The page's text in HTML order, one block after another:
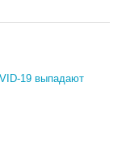
19 выпадают